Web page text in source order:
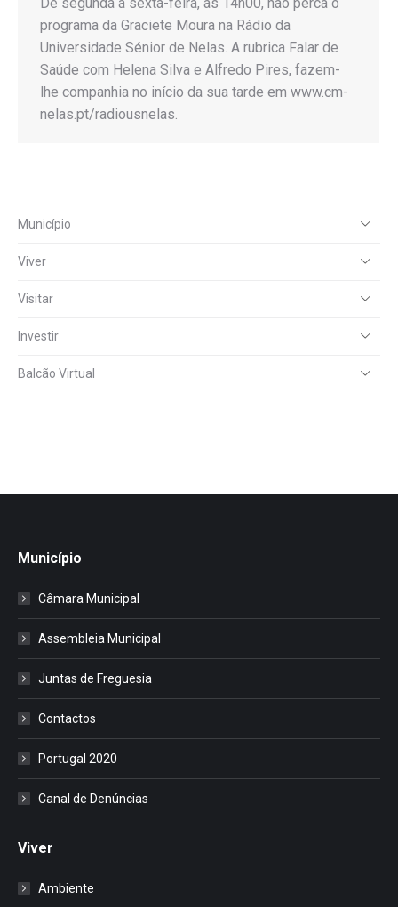
programa da Graciete Moura na Rádio da
Universidade Sénior de Nelas. A rubrica Falar de
Saúde com Helena Silva e Alfredo Pires, fazem-
lhe companhia no início da sua tarde em www.cm-
nelas.pt/radiousnelas.
Município
Viver
Visitar
Investir
Balcão Virtual
Município
Câmara Municipal
Assembleia Municipal
Juntas de Freguesia
Contactos
Portugal 2020
Canal de Denúncias
Viver
Ambiente